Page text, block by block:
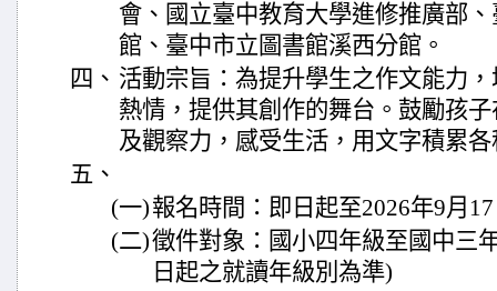
會、國立臺中教育大學進修推廣部
館、臺中市立圖書館溪西分館。
四、 活動宗旨：為提升學生之作文能力
熱情，提供其創作的舞台。鼓勵孩
及觀察力，感受生活，用文字積累
五、
(一)報名時間：即日起至2026年9月
(二)徵件對象：國小四年級至國中三
日起之就讀年級別為準)